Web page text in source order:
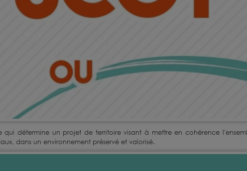
détermine un projet de territoire visant à mettre en cohérence
dans un environnement préservé et valorisé.